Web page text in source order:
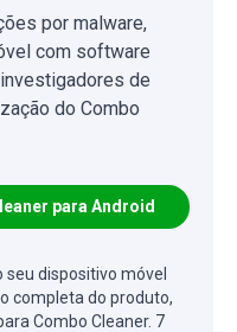
por malware,
com software
de
do Combo
para Android
seu dispositivo móvel
completa do produto,
Combo Cleaner. 7